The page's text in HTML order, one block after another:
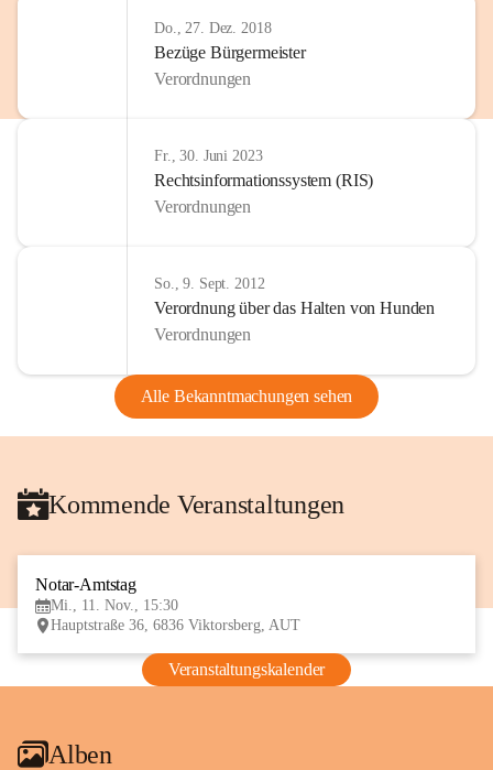
Do., 27. Dez. 2018
Bezüge Bürgermeister
Verordnungen
Fr., 30. Juni 2023
Rechtsinformationssystem (RIS)
Verordnungen
So., 9. Sept. 2012
Verordnung über das Halten von Hunden
Verordnungen
Alle Bekanntmachungen sehen
Kommende Veranstaltungen
Notar-Amtstag
Mi., 11. Nov., 15:30
Hauptstraße 36, 6836 Viktorsberg, AUT
Veranstaltungskalender
Alben